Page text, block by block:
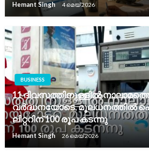
Hemant Singh 4 മെയ്‌ 2026
BUSINESS
11 ദിവസത്തിനുള്ളിൽ
വർദ്ധനയോടെ, മൂലധനത്തിൽ
ലിറ്ററിന് 100 രൂപ കടന്നു
Hemant Singh 26 മെയ്‌ 2026